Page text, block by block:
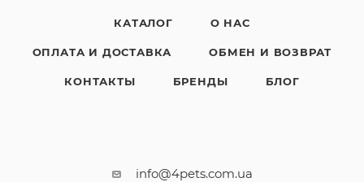
КАТАЛОГ О НАС
ОПЛАТА И ДОСТАВКА ОБМЕН И ВОЗВРАТ
КОНТАКТЫ БРЕНДЫ БЛОГ
info@4pets.com.ua